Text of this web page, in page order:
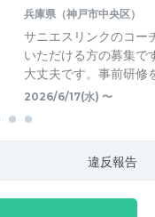
兵庫県（神戸市中央区）
サニエスリンクのコー
いただける方の募集で
大丈夫です。事前研修
2026/6/17(水) 〜
違反報告